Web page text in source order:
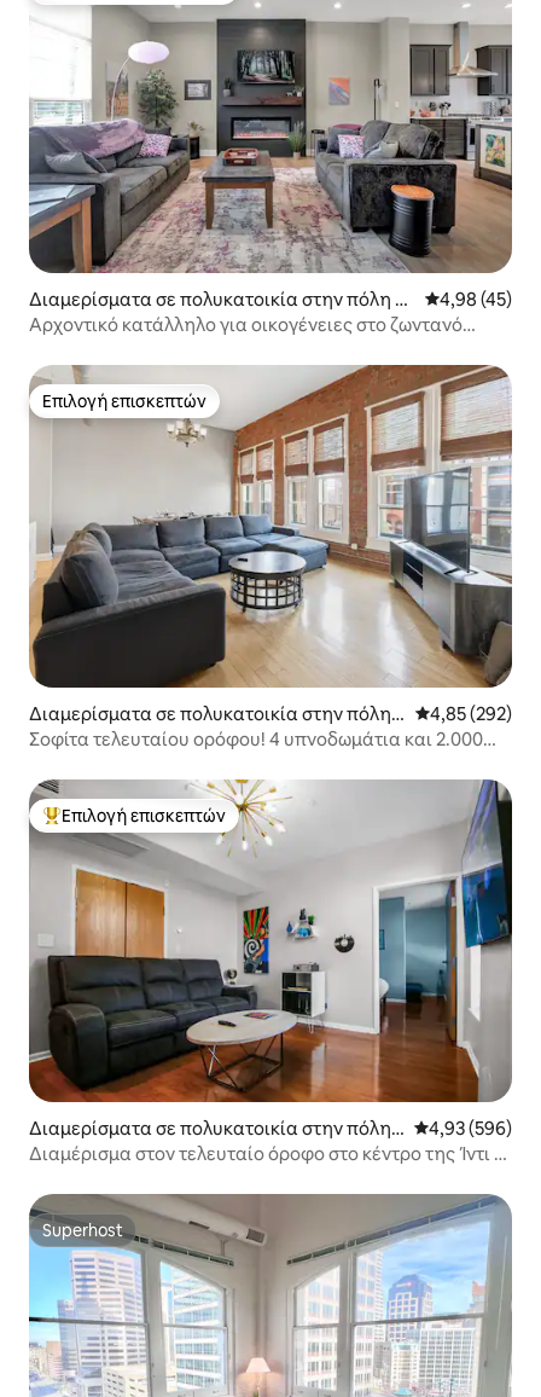
Διαμερίσματα σε πολυκατοικία στην πόλη W
estfield
Μέση
4,98 (45)
Αρχοντικό κατάλληλο για οικογένειες στο ζωντανό
Επιλογή επισκεπτών
Επιλογή επισκεπτών
Διαμερίσματα σε πολυκατοικία στην πόλη I
ndianapolis
Μέση
4,85 (292)
Σοφίτα τελευταίου ορόφου! 4 υπνοδωμάτια και 2.000
Κορυφαία επιλογή επισκεπτών
Επιλογή επισκεπτών
Διαμερίσματα σε πολυκατοικία στην πόλη I
ndianapolis
Μέση
4,93 (596)
Διαμέρισμα στον τελευταίο όροφο στο κέντρο της Ίντι •
Superhost
Superhost